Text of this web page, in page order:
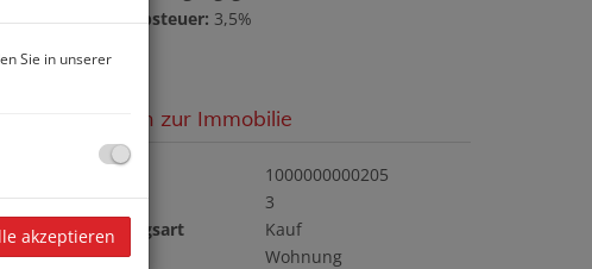
Grunderwerbsteuer: 3,5%
Basisdaten zur Immobilie
1000000000205
Zimmer
3
Vermarktungsart
Kauf
Objektart
Wohnung
Sie in unserer
akzeptieren